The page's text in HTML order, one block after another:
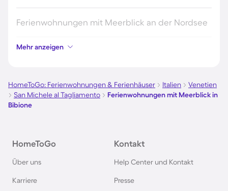
Ferienwohnungen mit Meerblick an der Nordsee
Ferienwohnungen mit Meerblick auf Fehmarn
Ferienwohnungen mit Meerblick in Kühlungsborn
Ferienwohnungen mit Meerblick in Barcelona
Ferienwohnungen mit Meerblick in Büsum
Ferienwohnungen mit Meerblick in Warnemünde
Mehr anzeigen
HomeToGo: Ferienwohnungen & Ferienhäuser Italien
Venetien
San Michele al Tagliamento
Ferienwohnungen mit Meerblick in
Bibione
HomeToGo
Über uns
Karriere
Kontakt
Help Center und Kontakt
Presse